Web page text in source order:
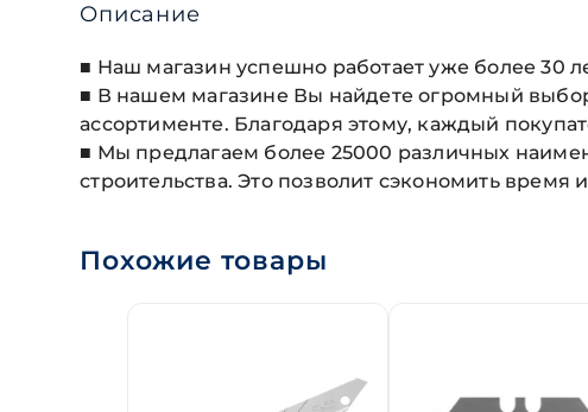
Описание
■ Наш магазин успешно работает уже более 30
■ В нашем магазине Вы найдете огромный
ассортименте. Благодаря этому, каждый
■ Мы предлагаем более 25000 различных
строительства. Это позволит сэкономить
Похожие товары